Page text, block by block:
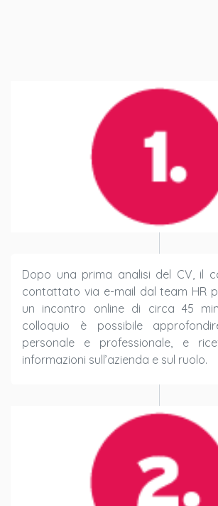
Dopo una prima analisi del CV, il
contattato via e-mail dal team HR
un incontro online di circa 45
colloquio è possibile
personale e professionale, e
informazioni sull’azienda e sul ruolo.